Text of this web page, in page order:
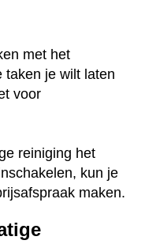
met het
taken je wilt laten
voor
reiniging het
kun je
maken.